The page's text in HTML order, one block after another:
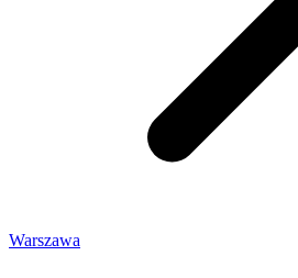
Warszawa